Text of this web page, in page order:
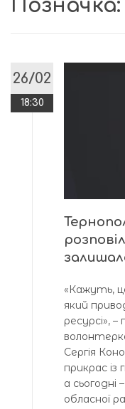
Позначка:
26/02
18:30
«Кажуть,
який
ресурсі»,
Сергія
прикрас із
а сьогодні
обласної